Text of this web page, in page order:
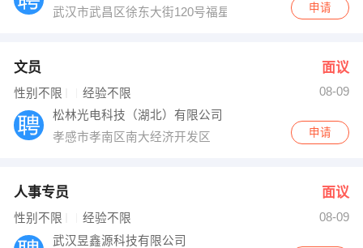
武汉市武昌区徐东大街120号福星惠誉群星城K3 申请
文员 面议
性别不限 经验不限
08-09
松林光电科技（湖北）有限公司
孝感市孝南区南大经济开发区
申请
人事专员 面议
性别不限 经验不限
08-09
武汉昱鑫源科技有限公司